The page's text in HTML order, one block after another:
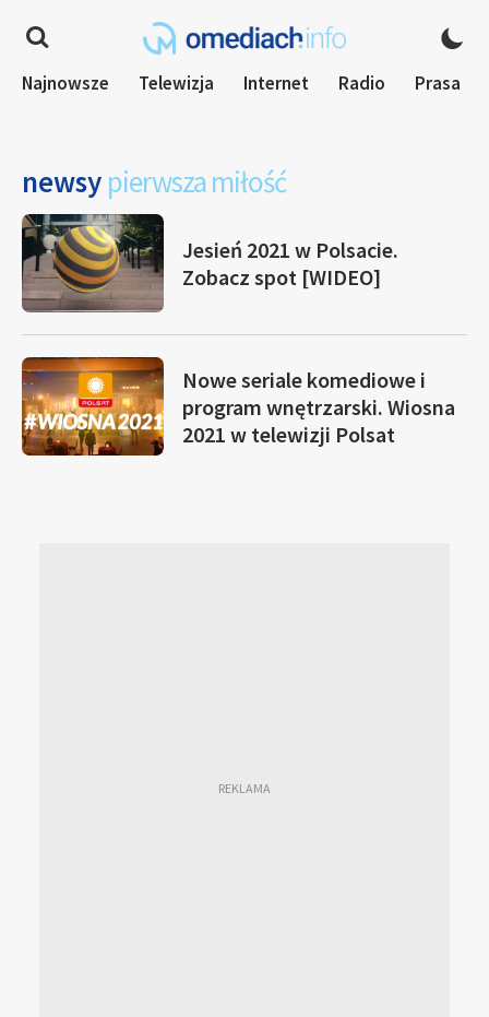
Najnowsze Telewizja Internet Radio Prasa
newsy pierwsza miłość
Jesień 2021 w Polsacie.
Zobacz spot [WIDEO]
Nowe seriale komediowe i
program wnętrzarski. Wiosna
2021 w telewizji Polsat